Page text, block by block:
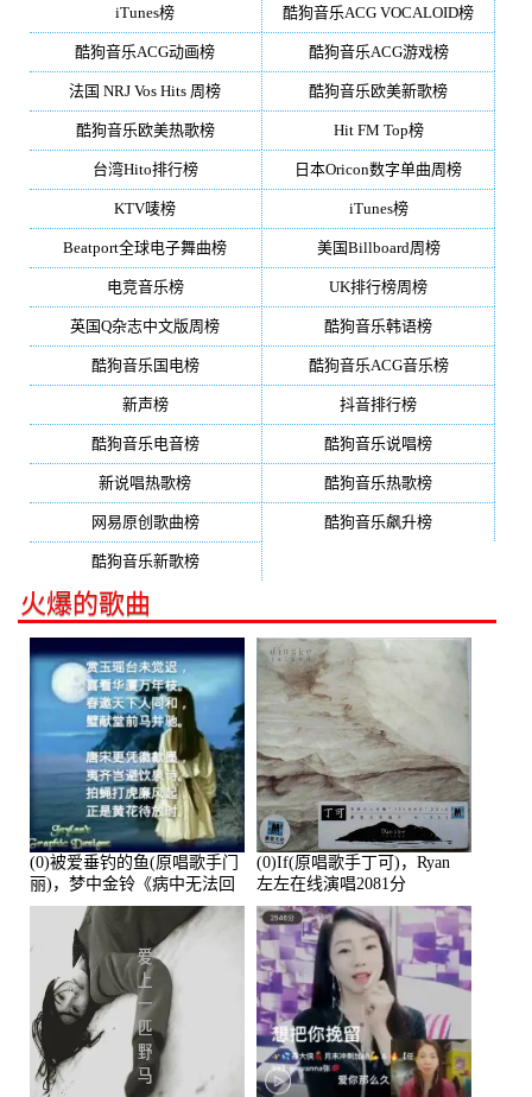
iTunes榜 酷狗音乐ACG VOCALOID榜
酷狗音乐ACG动画榜 酷狗音乐ACG游戏榜
法国 NRJ Vos Hits 周榜 酷狗音乐欧美新歌榜
酷狗音乐欧美热歌榜 Hit FM Top榜
台湾Hito排行榜 日本Oricon数字单曲周榜
KTV唛榜 iTunes榜
Beatport全球电子舞曲榜 美国Billboard周榜
电竞音乐榜 UK排行榜周榜
英国Q杂志中文版周榜 酷狗音乐韩语榜
酷狗音乐国电榜 酷狗音乐ACG音乐榜
新声榜 抖音排行榜
酷狗音乐电音榜 酷狗音乐说唱榜
新说唱热歌榜 酷狗音乐热歌榜
网易原创歌曲榜 酷狗音乐飙升榜
酷狗音乐新歌榜
火爆的歌曲
(0)被爱垂钓的鱼(原唱歌手门
丽)，梦中金铃《病中无法回
复大家》在线演唱3586分
(0)If(原唱歌手丁可)，Ryan
左左在线演唱2081分